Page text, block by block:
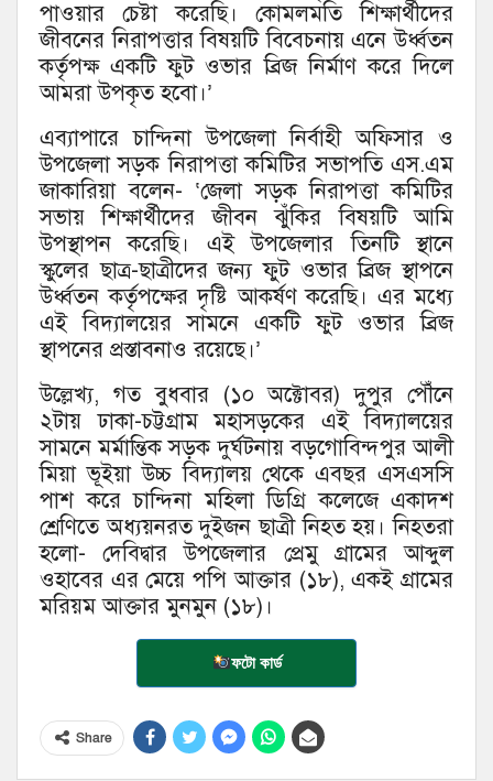
পাওয়ার চেষ্টা করেছি। কোমলমতি শিক্ষার্থীদের
জীবনের নিরাপত্তার বিষয়টি বিবেচনায় এনে উর্ধ্বতন
কর্তৃপক্ষ একটি ফুট ওভার ব্রিজ নির্মাণ করে দিলে
আমরা উপকৃত হবো।’
এব্যাপারে চান্দিনা উপজেলা নির্বাহী অফিসার ও
উপজেলা সড়ক নিরাপত্তা কমিটির সভাপতি এস.এম
জাকারিয়া বলেন- ‘জেলা সড়ক নিরাপত্তা কমিটির
সভায় শিক্ষার্থীদের জীবন ঝুঁকির বিষয়টি আমি
উপস্থাপন করেছি। এই উপজেলার তিনটি স্থানে
স্কুলের ছাত্র-ছাত্রীদের জন্য ফুট ওভার ব্রিজ স্থাপনে
উর্ধ্বতন কর্তৃপক্ষের দৃষ্টি আকর্ষণ করেছি। এর মধ্যে
এই বিদ্যালয়ের সামনে একটি ফুট ওভার ব্রিজ
স্থাপনের প্রস্তাবনাও রয়েছে।’
উল্লেখ্য, গত বুধবার (১০ অক্টোবর) দুপুর পৌঁনে
২টায় ঢাকা-চট্টগ্রাম মহাসড়কের এই বিদ্যালয়ের
সামনে মর্মান্তিক সড়ক দুর্ঘটনায় বড়গোবিন্দপুর আলী
মিয়া ভূইয়া উচ্চ বিদ্যালয় থেকে এবছর এসএসসি
পাশ করে চান্দিনা মহিলা ডিগ্রি কলেজে একাদশ
শ্রেণিতে অধ্যয়নরত দুইজন ছাত্রী নিহত হয়। নিহতরা
হলো- দেবিদ্বার উপজেলার প্রেমু গ্রামের আব্দুল
ওহাবের এর মেয়ে পপি আক্তার (১৮), একই গ্রামের
মরিয়ম আক্তার মুনমুন (১৮)।
ফটো কার্ড
Share